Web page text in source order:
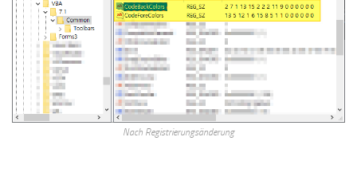
Nach Registrierungsänderung